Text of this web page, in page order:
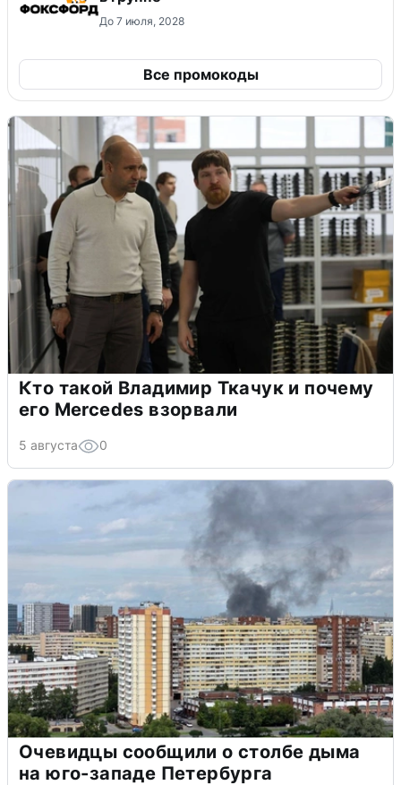
До 7 июля, 2028
Все промокоды
Кто такой Владимир Ткачук и почему
его Mercedes взорвали
5 августа 0
Очевидцы сообщили о столбе дыма
на юго-западе Петербурга